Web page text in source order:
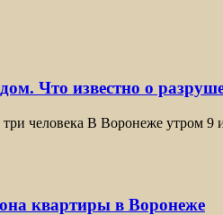
Что известно о
человека В Воронеже утром
квартиры в Воронеже